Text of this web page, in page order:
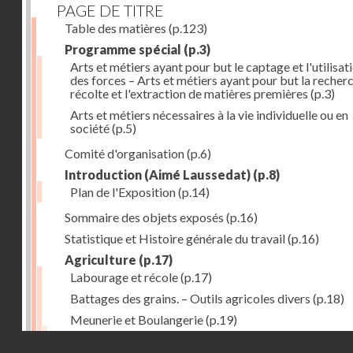
PAGE DE TITRE
Table des matières (p.123)
Programme spécial (p.3)
Arts et métiers ayant pour but le captage et
des forces – Arts et métiers ayant pour but la
récolte et l'extraction de matières premières (p.3)
Arts et métiers nécessaires à la vie individuelle ou en
société(p.5)
Comité d'organisation(p.6)
Introduction (Aimé Laussedat) (p.8)
Plan de l'Exposition(p.14)
Sommaire des objets exposés (p.16)
Statistique et Histoire générale du travail(p.16)
Agriculture (p.17)
Labourage et récole(p.17)
Battages des grains. – Outils agricoles divers (p.18)
Meunerie et Boulangerie(p.19)